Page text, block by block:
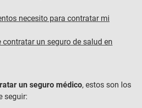
necesito para contratar mi
contratar un seguro de salud en
un seguro médico, estos son los
seguir: